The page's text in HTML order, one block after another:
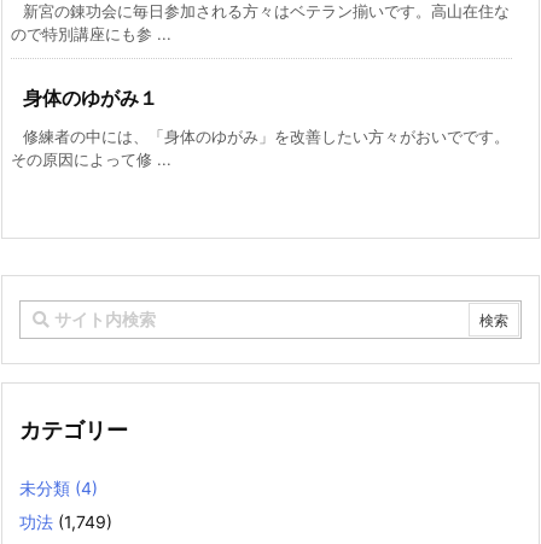
新宮の錬功会に毎日参加される方々はベテラン揃いです。高山在住な
ので特別講座にも参 ...
身体のゆがみ１
修練者の中には、「身体のゆがみ」を改善したい方々がおいでです。
その原因によって修 ...
カテゴリー
未分類 (4)
功法 (1,749)